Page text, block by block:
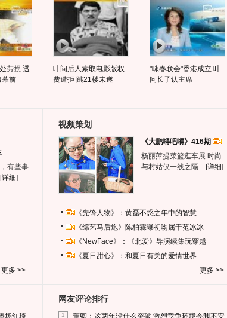
劳损 透
幕前
叶问后人索取电影版权
费遭拒 跳21楼未遂
"咏春联会"香港成立 叶
问长子认主席
有些事
[详细]
更多 >>
视频策划
《大鹏嘚吧嘚》416期
杨丽萍提菜篮逛车展 时尚
与村姑仅一线之隔… [详细]
《先锋人物》：黄磊不惑之年中的智慧
《综艺马后炮》陈柏霖曝初吻属于范冰冰
《NewFace》：《北爱》导演续集玩穿越
《夏日甜心》：和夏日有关的爱情世界
更多 >>
场红毯
网友评论排行
1 董卿：这两年没什么突破 激烈竞争环境令我不安